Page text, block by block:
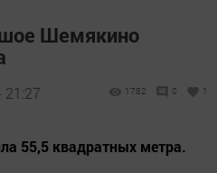
Шемякино
21:27 1782 0 1
55,5 квадратных метра.